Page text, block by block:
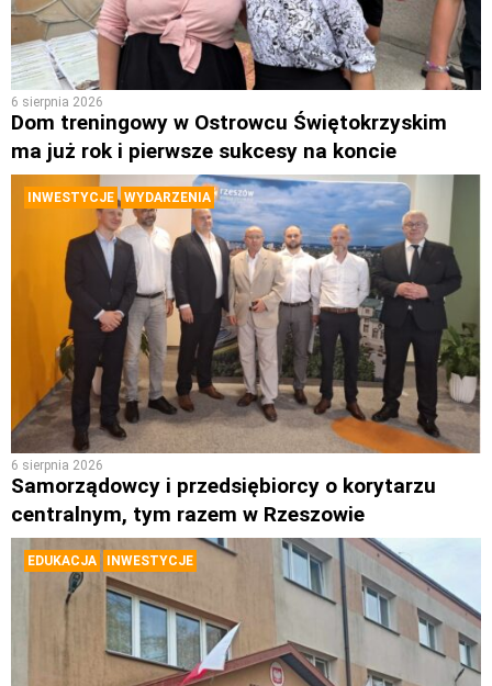
6 sierpnia 2026
Dom treningowy w Ostrowcu Świętokrzyskim
ma już rok i pierwsze sukcesy na koncie
INWESTYCJE WYDARZENIA
6 sierpnia 2026
Samorządowcy i przedsiębiorcy o korytarzu
centralnym, tym razem w Rzeszowie
EDUKACJA INWESTYCJE